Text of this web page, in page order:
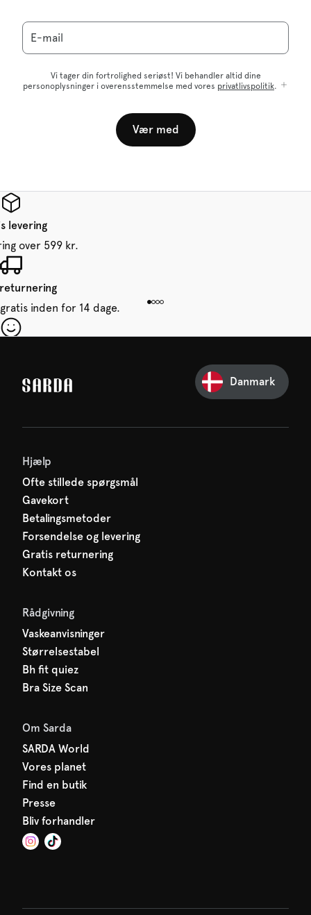
E-mail
Vi tager din fortrolighed seriøst! Vi behandler altid dine
personoplysninger i overensstemmelse med vores privatlivspolitik.
Vær med
levering
over 599 kr.
inden for 14 dage.
allerede på dig!
Danmark
Hjælp
Ofte stillede spørgsmål
Gavekort
Betalingsmetoder
Forsendelse og levering
Gratis returnering
Kontakt os
Rådgivning
Vaskeanvisninger
Størrelsestabel
Bh fit quiez
Bra Size Scan
Om Sarda
SARDA World
Vores planet
Find en butik
Presse
Bliv forhandler